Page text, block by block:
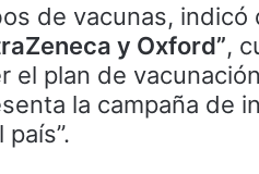
de vacunas, indicó
y Oxford”,
el plan de
la campaña de